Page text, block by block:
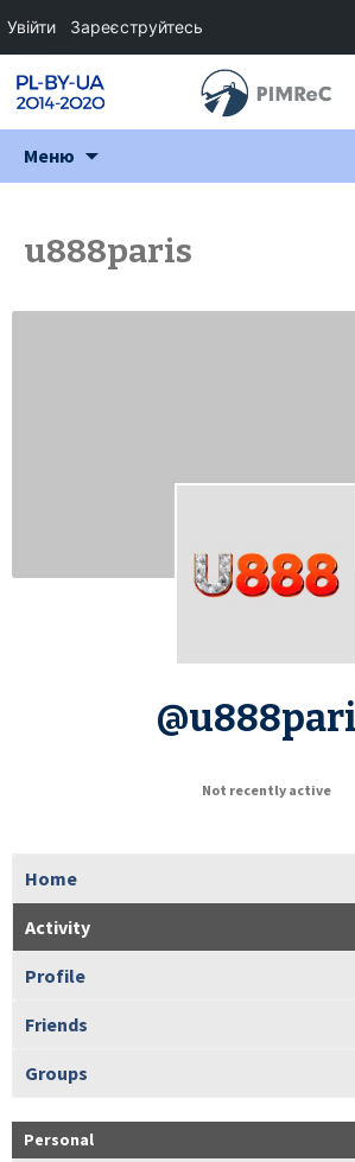
Меню
u888paris
Not recently active
Home
Activity
Profile
Friends
Groups
Personal
Увійти Зареєструйтесь